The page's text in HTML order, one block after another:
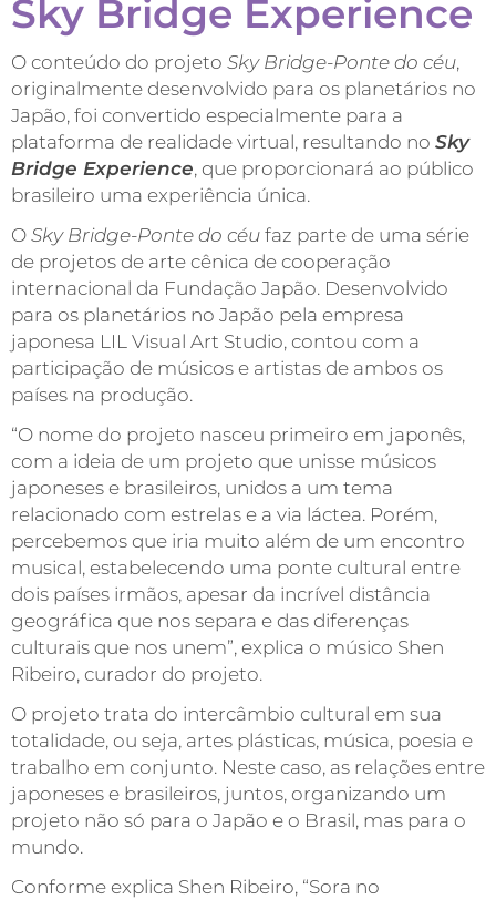
Sky Bridge Experience
O conteúdo do projeto Sky Bridge-Ponte do céu,
originalmente desenvolvido para os planetários no
Japão, foi convertido especialmente para a
plataforma de realidade virtual, resultando no Sky
Bridge Experience, que proporcionará ao público
brasileiro uma experiência única.
O Sky Bridge-Ponte do céu faz parte de uma série
de projetos de arte cênica de cooperação
internacional da Fundação Japão. Desenvolvido
para os planetários no Japão pela empresa
japonesa LIL Visual Art Studio, contou com a
participação de músicos e artistas de ambos os
países na produção.
“O nome do projeto nasceu primeiro em japonês,
com a ideia de um projeto que unisse músicos
japoneses e brasileiros, unidos a um tema
relacionado com estrelas e a via láctea. Porém,
percebemos que iria muito além de um encontro
musical, estabelecendo uma ponte cultural entre
dois países irmãos, apesar da incrível distância
geográfica que nos separa e das diferenças
culturais que nos unem”, explica o músico Shen
Ribeiro, curador do projeto.
O projeto trata do intercâmbio cultural em sua
totalidade, ou seja, artes plásticas, música, poesia e
trabalho em conjunto. Neste caso, as relações entre
japoneses e brasileiros, juntos, organizando um
projeto não só para o Japão e o Brasil, mas para o
mundo.
Conforme explica Shen Ribeiro, “Sora no